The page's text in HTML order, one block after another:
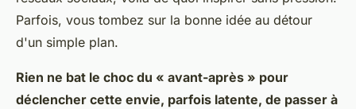
Parfois, vous tombez sur la bonne idée au détour
d'un simple plan.
Rien ne bat le choc du « avant-après » pour
déclencher cette envie, parfois latente, de passer à